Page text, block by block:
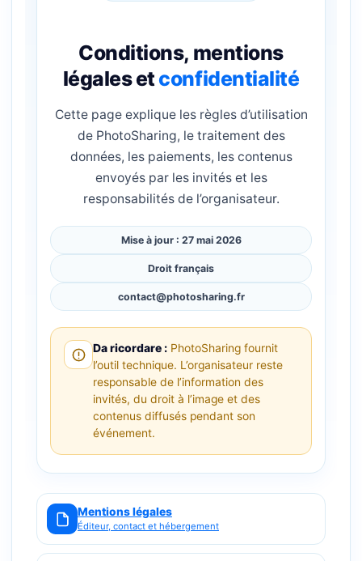
Conditions, mentions
légales etconfidentialité
Cette page explique les règles d’utilisation
de PhotoSharing, le traitement des
données, les paiements, les contenus
envoyés par les invités et les
responsabilités de l’organisateur.
Mise à jour : 27 mai 2026
Droit français
contact@photosharing.fr
Da ricordare : PhotoSharing fournit
l’outil technique. L’organisateur reste
responsable de l’information des
invités, du droit à l’image et des
contenus diffusés pendant son
événement.
Mentions légales
Éditeur, contact et hébergement